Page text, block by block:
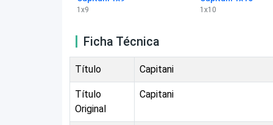
1 x9 1 x10
Ficha Técnica
Título Capitani
Título
Original
Capitani